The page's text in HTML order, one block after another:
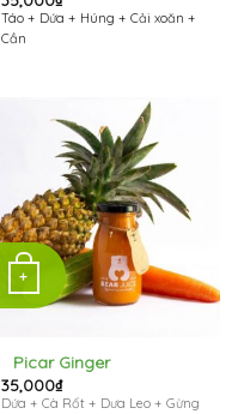
Táo + Dứa + Húng + Cải xoăn +
Cần
+
Picar Ginger
35,000₫
Dứa + Cà Rốt + Dưa Leo + Gừng